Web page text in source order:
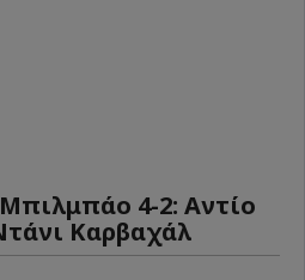
4-2: Αντίο
Καρβαχάλ